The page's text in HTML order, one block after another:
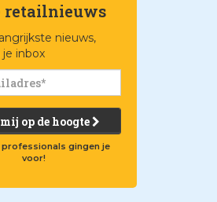
retailnieuws
nieuws,
je inbox
op de hoogte
professionals gingen je
voor!